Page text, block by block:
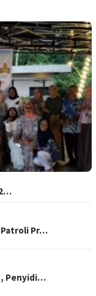
Patroli Pr…
Penyidi…